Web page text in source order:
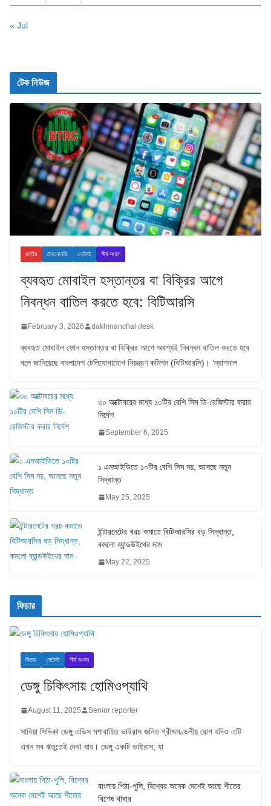
« Jul
টেক নিউজ
জাতীয় টেকনোলজি লেটেস্ট শীর্ষ সংবাদ
ব্যবহৃত মোবাইল হস্তান্তর বা বিক্রির আগে
নিবন্ধন বাতিল করতে হবে: বিটিআরসি
February 3, 2026 dakhinanchal desk
ব্যবহৃত মোবাইল ফোন হস্তান্তর বা বিক্রির আগে অবশ্যই নিবন্ধন বাতিল করতে হবে
বলে জানিয়েছে বাংলাদেশ টেলিযোগাযোগ নিয়ন্ত্রণ কমিশন (বিটিআরসি)। ‘ন্যাশনাল
৩০ অক্টোবরের মধ্যে ১০টির বেশি সিম ডি-রেজিস্টার করার
নির্দেশ
September 6, 2025
১ এনআইডিতে ১০টির বেশি সিম নয়, আসছে নতুন
সিদ্ধান্ত
May 25, 2025
ইন্টারনেটের খরচ কমাতে বিটিআরসির বড় সিদ্ধান্ত,
কমলো ব্যান্ডউইথের দাম
May 22, 2025
ফিচার
ফিচার লেটেস্ট শীর্ষ সংবাদ
ডেঙ্গু চিকিৎসায় হোমিওপ্যাথি
August 11, 2025 Senior reporter
সাবিয়া সিদ্দিকা ডেঙ্গু এডিস মশাবাহিত ভাইরাস জনিত গ্রীষ্মমণ্ডলীয় রোগ যদিও এটি
এখন সব ঋতুতেই দেখা যায়। ডেঙ্গু একটি ভাইরাস, যা
বাংলায় পিঠা-পুলি, বিশ্বের অনেক দেশেই আছে শীতের
বিশেষ খাবার